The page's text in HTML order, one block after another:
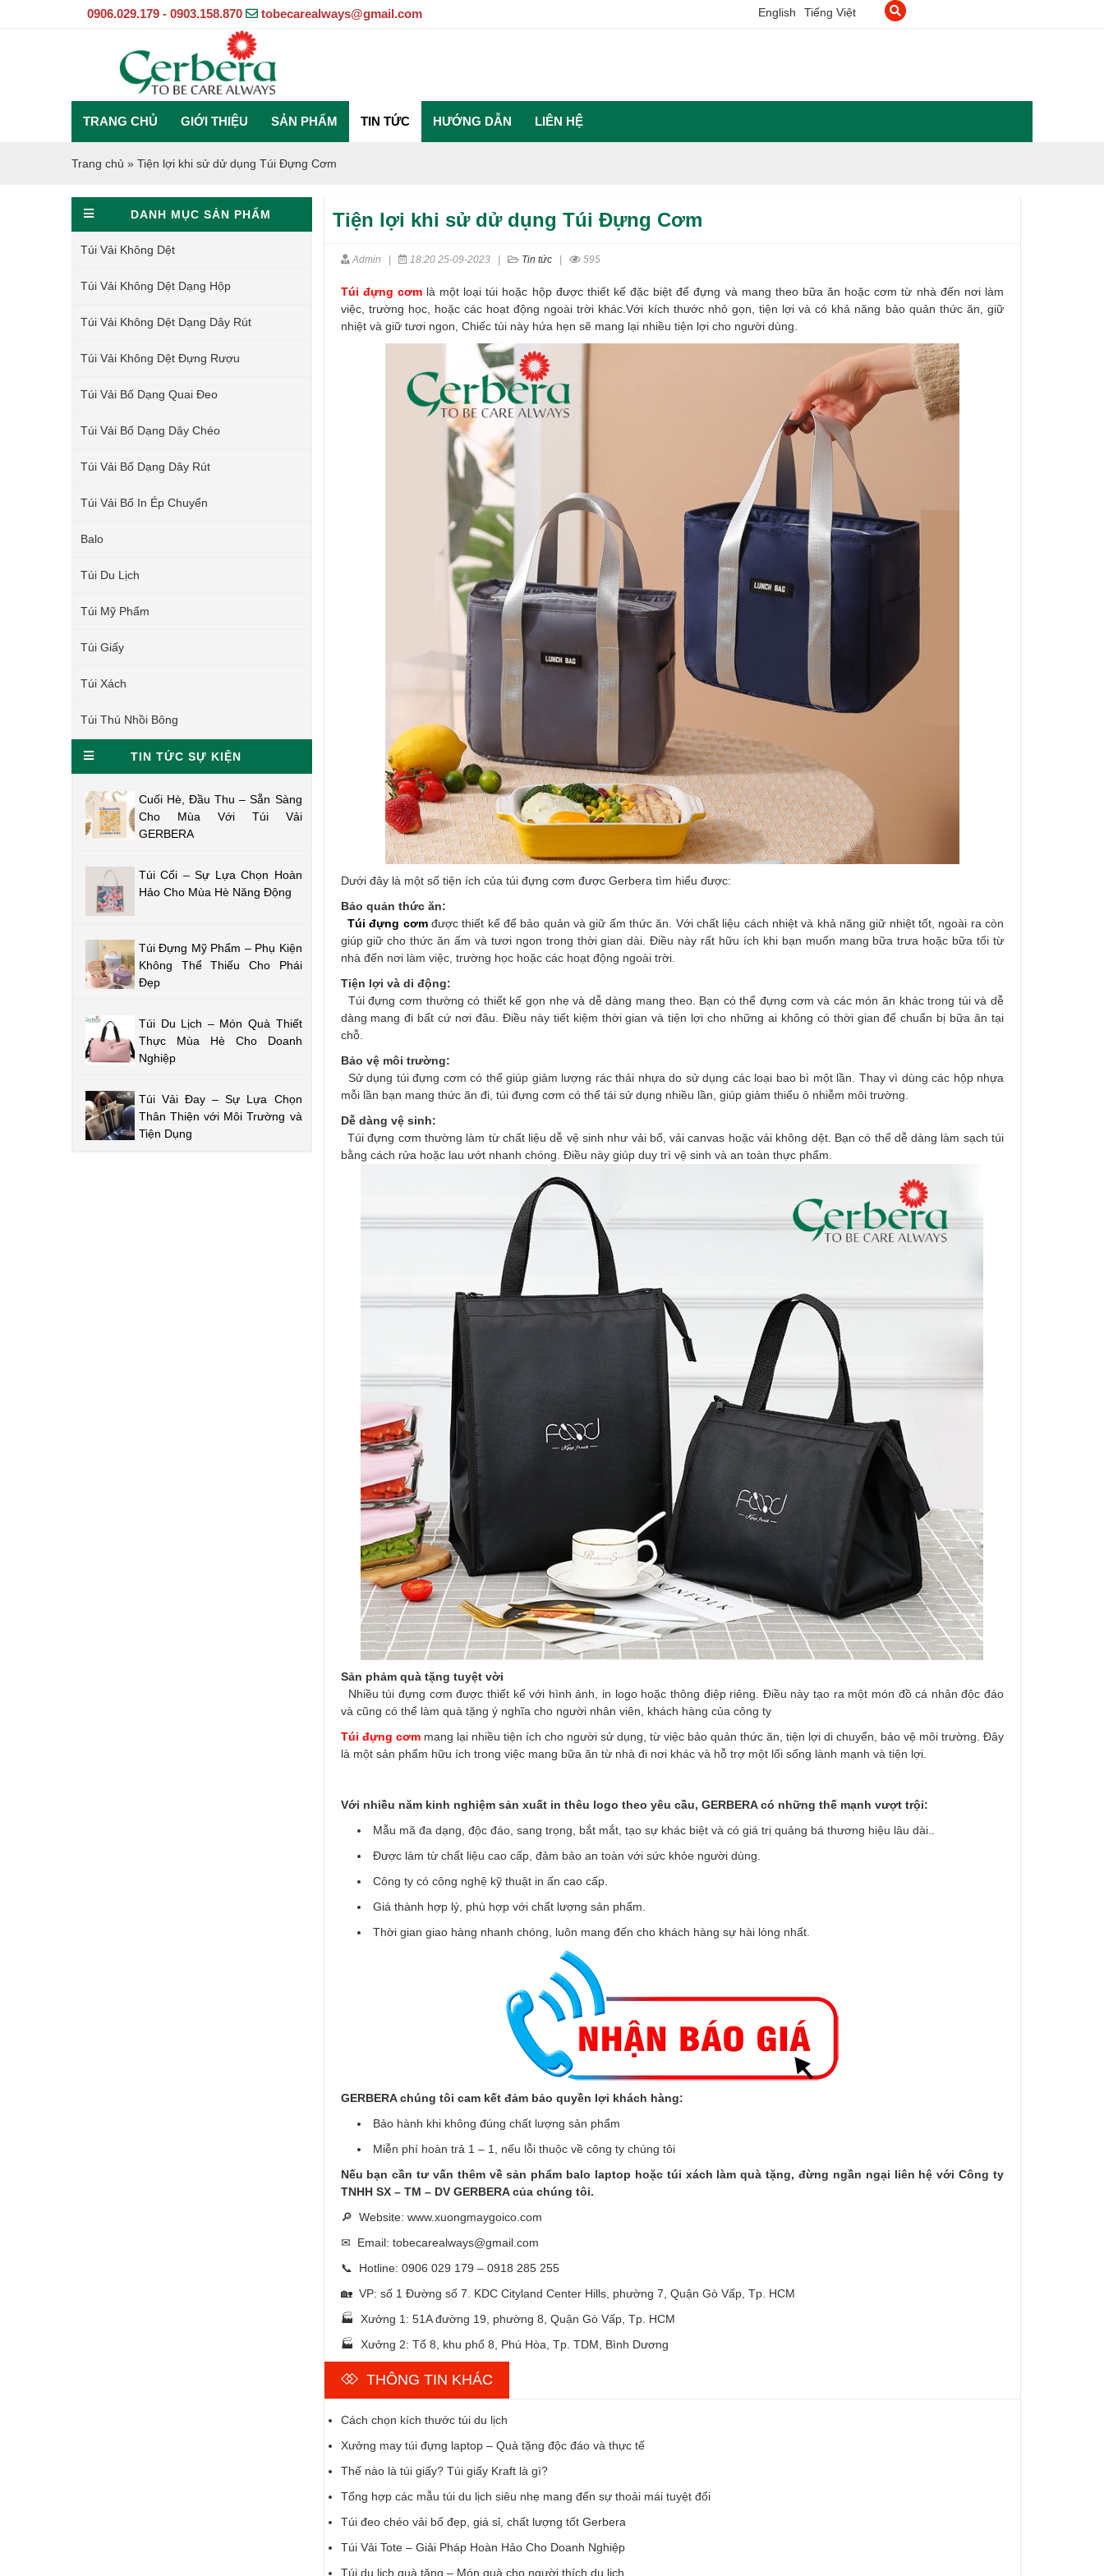
0906.029.179 - 0903.158.870 tobecarealways@gmail.com English Tiếng Việt
TRANG CHỦ GIỚI THIỆU SẢN PHẨM TIN TỨC HƯỚNG DẪN LIÊN HỆ
Trang chủ » Tiện lợi khi sử dử dụng Túi Đựng Cơm
Tiện lợi khi sử dử dụng Túi Đựng Cơm
Admin 18:20 25-09-2023| Tin tức| 595
Túi đựng cơmlà một loại túi hoặc hộp được thiết kế đặc biệt để đựng và mang theo bữa ăn hoặc cơm từ nhà đến nơi làm
việc, trường học, hoặc các hoạt động ngoài trời khác.Với kích thước nhỏ gọn, tiện lợi và có khả năng bảo quản thức ăn, giữ
nhiệt và giữ tươi ngon, Chiếc túi này hứa hẹn sẽ mang lại nhiều tiện lợi cho người dùng.
Dưới đây là một số tiện ích của túi đựng cơm được Gerbera tìm hiểu được:
Bảo quản thức ăn:
Túi đựng cơmđược thiết kế để bảo quản và giữ ấm thức ăn. Với chất liệu cách nhiệt và khả năng giữ nhiệt tốt, ngoài ra còn
giúp giữ cho thức ăn ấm và tươi ngon trong thời gian dài. Điều này rất hữu ích khi bạn muốn mang bữa trưa hoặc bữa tối từ
nhà đến nơi làm việc, trường học hoặc các hoạt động ngoài trời.
Tiện lợi và di động:
Túi đựng cơm thường có thiết kế gọn nhẹ và dễ dàng mang theo. Bạn có thể đựng cơm và các món ăn khác trong túi và dễ
dàng mang đi bất cứ nơi đâu. Điều này tiết kiệm thời gian và tiện lợi cho những ai không có thời gian để chuẩn bị bữa ăn tại
chỗ.
Bảo vệ môi trường:
Sử dụng túi đựng cơm có thể giúp giảm lượng rác thải nhựa do sử dụng các loại bao bì một lần. Thay vì dùng các hộp nhựa
mỗi lần bạn mang thức ăn đi, túi đựng cơm có thể tái sử dụng nhiều lần, giúp giảm thiểu ô nhiễm môi trường.
Dễ dàng vệ sinh:
Túi đựng cơm thường làm từ chất liệu dễ vệ sinh như vải bố, vải canvas hoặc vải không dệt. Bạn có thể dễ dàng làm sạch túi
bằng cách rửa hoặc lau ướt nhanh chóng. Điều này giúp duy trì vệ sinh và an toàn thực phẩm.
Sản phảm quà tặng tuyệt vời
Nhiều túi đựng cơm được thiết kế với hình ảnh, in logo hoặc thông điệp riêng. Điều này tạo ra một món đồ cá nhân độc đáo
và cũng có thể làm quà tặng ý nghĩa cho người nhân viên, khách hàng của công ty
Túi đựng cơmmang lại nhiều tiện ích cho người sử dụng, từ việc bảo quản thức ăn, tiện lợi di chuyển, bảo vệ môi trường. Đây
là một sản phẩm hữu ích trong việc mang bữa ăn từ nhà đi nơi khác và hỗ trợ một lối sống lành mạnh và tiện lợi.
Với nhiều năm kinh nghiệm sản xuất in thêu logo theo yêu cầu, GERBERA có những thế mạnh vượt trội:
Mẫu mã đa dạng, độc đáo, sang trọng, bắt mắt, tạo sự khác biệt và có giá trị quảng bá thương hiệu lâu dài..
Được làm từ chất liệu cao cấp, đảm bảo an toàn với sức khỏe người dùng.
Công ty có công nghệ kỹ thuật in ấn cao cấp.
Giá thành hợp lý, phù hợp với chất lượng sản phẩm.
Thời gian giao hàng nhanh chóng, luôn mang đến cho khách hàng sự hài lòng nhất.
GERBERA chúng tôi cam kết đảm bảo quyền lợi khách hàng:
Bảo hành khi không đúng chất lượng sản phẩm
Miễn phí hoàn trả 1 – 1, nếu lỗi thuộc về công ty chúng tôi
Nếu bạn cần tư vấn thêm về sản phẩm balo laptop hoặc túi xách làm quà tặng, đừng ngần ngại liên hệ với Công ty
TNHH SX – TM – DV GERBERA của chúng tôi.
🔎 Website: www.xuongmaygoico.com
✉ Email: tobecarealways@gmail.com
📞 Hotline: 0906 029 179 – 0918 285 255
🏡 VP: số 1 Đường số 7. KDC Cityland Center Hills, phường 7, Quận Gò Vấp, Tp. HCM
🏭 Xưởng 1: 51A đường 19, phường 8, Quận Gò Vấp, Tp. HCM
🏭 Xưởng 2: Tổ 8, khu phố 8, Phú Hòa, Tp. TDM, Bình Dương
THÔNG TIN KHÁC
Cách chọn kích thước túi du lịch
Xưởng may túi đựng laptop – Quà tặng độc đáo và thực tế
Thế nào là túi giấy? Túi giấy Kraft là gì?
Tổng hợp các mẫu túi du lịch siêu nhẹ mang đến sự thoải mái tuyệt đối
Túi đeo chéo vải bố đẹp, giá sỉ, chất lượng tốt Gerbera
Túi Vải Tote – Giải Pháp Hoàn Hảo Cho Doanh Nghiệp
Túi du lịch quà tặng – Món quà cho người thích du lịch
DANH MỤC SẢN PHẨM
Túi Vải Không Dệt
Túi Vải Không Dệt Dạng Hộp
Túi Vải Không Dệt Dạng Dây Rút
Túi Vải Không Dệt Đựng Rượu
Túi Vải Bố Dạng Quai Đeo
Túi Vải Bố Dạng Dây Chéo
Túi Vải Bố Dạng Dây Rút
Túi Vải Bố In Ép Chuyển
Balo
Túi Du Lịch
Túi Mỹ Phẩm
Túi Giấy
Túi Xách
Túi Thú Nhồi Bông
TIN TỨC SỰ KIỆN
Cuối Hè, Đầu Thu – Sẵn Sàng
Cho Mùa Với Túi Vải
GERBERA
Túi Cối – Sự Lựa Chọn Hoàn
Hảo Cho Mùa Hè Năng Động
Túi Đựng Mỹ Phẩm – Phụ Kiện
Không Thể Thiếu Cho Phái
Đẹp
Túi Du Lịch – Món Quà Thiết
Thực Mùa Hè Cho Doanh
Nghiệp
Túi Vải Đay – Sự Lựa Chọn
Thân Thiện với Môi Trường và
Tiện Dụng